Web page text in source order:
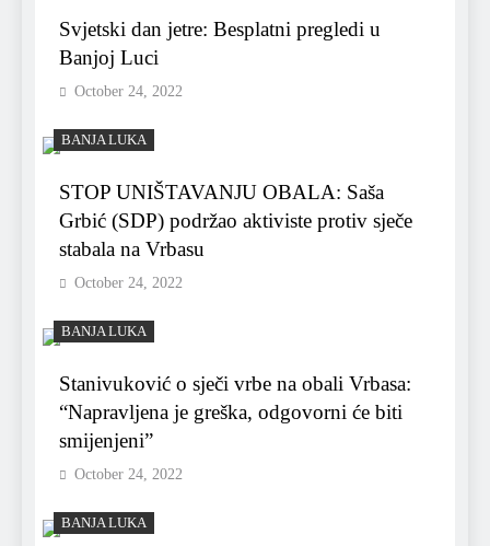
Svjetski dan jetre: Besplatni pregledi u
Banjoj Luci
October 24, 2022
BANJA LUKA
STOP UNIŠTAVANJU OBALA: Saša
Grbić (SDP) podržao aktiviste protiv sječe
stabala na Vrbasu
October 24, 2022
BANJA LUKA
Stanivuković o sječi vrbe na obali Vrbasa:
“Napravljena je greška, odgovorni će biti
smijenjeni”
October 24, 2022
BANJA LUKA